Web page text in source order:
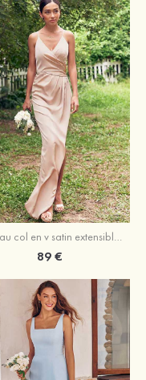
Fourreau col en v satin extensible asymétrique robe de demoiselle d'honneur
89 €